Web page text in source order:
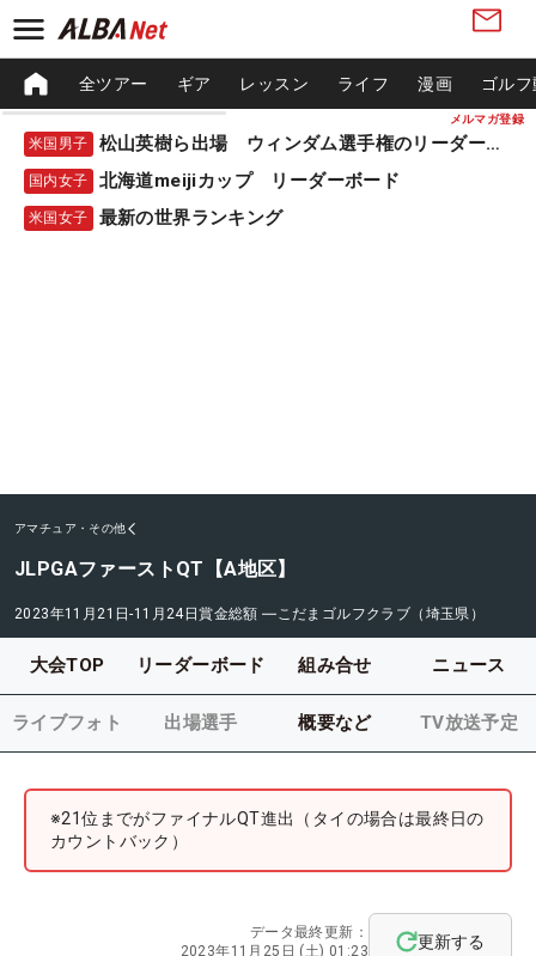
メルマガ登録
全ツアー ギア レッスン ライフ 漫画 ゴル
米国男子 松山英樹ら出場 ウィンダム選手権のリーダーボード
国内女子 北海道meijiカップ リーダーボード
米国女子 最新の世界ランキング
アマチュア・その他
JLPGAファーストQT【A地区】
2023年11月21日-11月24日賞金総額 ―こだまゴルフクラブ（埼玉県）
大会TOP リーダーボード 組み合せ ニュース
ライブフォト 出場選手 概要など TV放送予定
※21位までがファイナルQT進出（タイの場合は最終日の
カウントバック）
データ最終更新：
2023年11月25日 (土) 01:23
更新する